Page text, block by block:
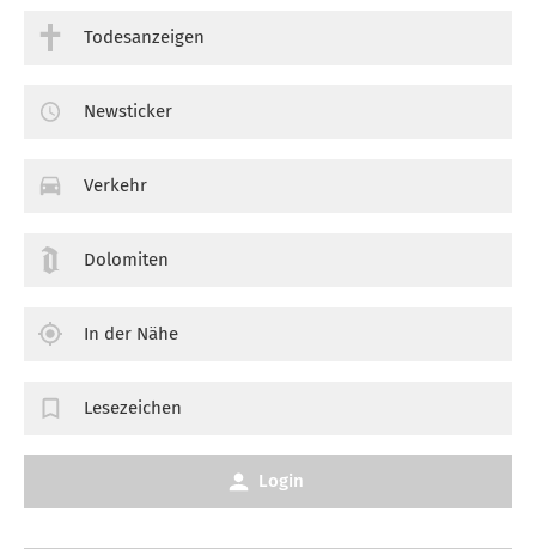
Todesanzeigen
Newsticker
Verkehr
Dolomiten
In der Nähe
Lesezeichen
Login